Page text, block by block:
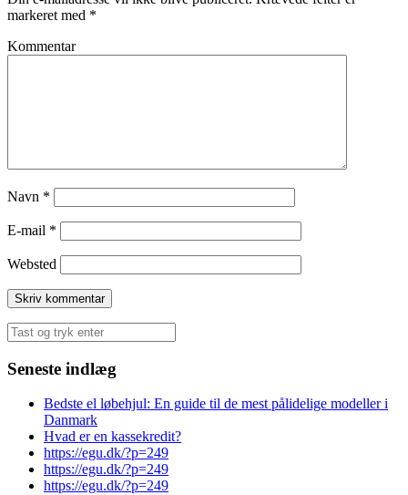
markeret med *
Kommentar
Navn *
E-mail *
Websted
Søg
efter:
Seneste indlæg
Bedste el løbehjul: En guide til de mest pålidelige modeller i
Danmark
Hvad er en kassekredit?
https://egu.dk/?p=249
https://egu.dk/?p=249
https://egu.dk/?p=249